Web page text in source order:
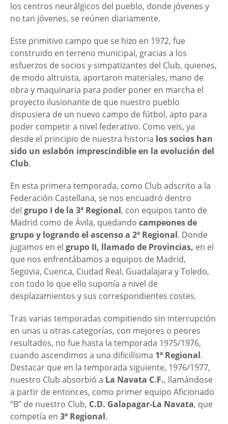
los centros neurálgicos del pueblo, donde jóvenes y
no tan jóvenes, se reúnen diariamente.
Este primitivo campo que se hizo en 1972, fue
construido en terreno municipal, gracias a los
esfuerzos de socios y simpatizantes del Club, quienes,
de modo altruista, aportaron materiales, mano de
obra y maquinaria para poder poner en marcha el
proyecto ilusionante de que nuestro pueblo
dispusiera de un nuevo campo de fútbol, apto para
poder competir a nivel federativo. Como veis, ya
desde el principio de nuestra historia los socios han
sido un eslabón imprescindible en la evolución del
Club.
En esta primera temporada, como Club adscrito a la
Federación Castellana, se nos encuadró dentro
del grupo I de la 3ª Regional, con equipos tanto de
Madrid como de Ávila, quedando campeones de
grupo y logrando el ascenso a 2ª Regional. Donde
jugamos en el grupo II, llamado de Provincias, en el
que nos enfrentábamos a equipos de Madrid,
Segovia, Cuenca, Ciudad Real, Guadalajara y Toledo,
con todo lo que ello suponía a nivel de
desplazamientos y sus correspondientes costes.
Tras varias temporadas compitiendo sin interrupción
en unas u otras categorías, con mejores o peores
resultados, no fue hasta la temporada 1975/1976,
cuando ascendimos a una dificilísima 1ª Regional.
Destacar que en la temporada siguiente, 1976/1977,
nuestro Club absorbió a La Navata C.F., llamándose
a partir de entonces, como primer equipo Aficionado
“B” de nuestro Club, C.D. Galapagar-La Navata, que
competía en 3ª Regional.